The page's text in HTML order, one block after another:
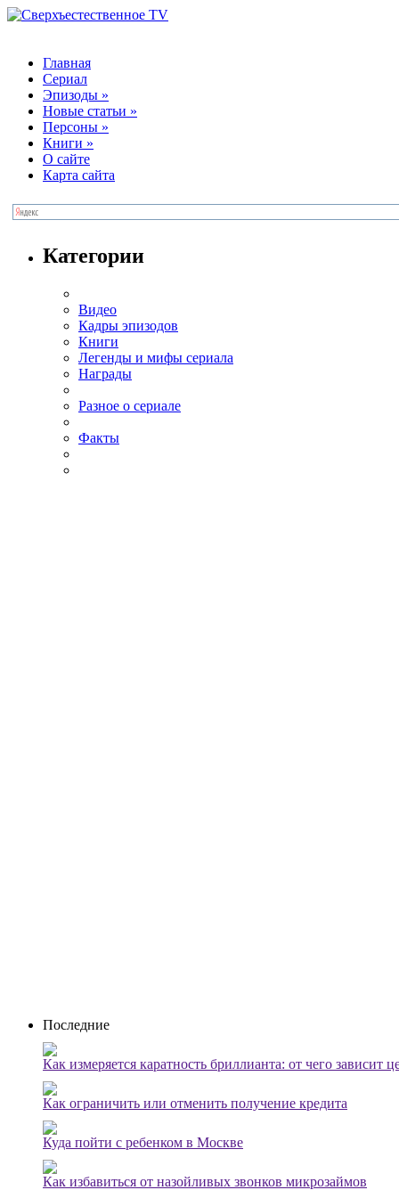
Главная
Сериал
Эпизоды »
Новые статьи »
Персоны »
Книги »
О сайте
Карта сайта
Категории
Видео
Кадры эпизодов
Книги
Легенды и мифы сериала
Награды
Разное о сериале
Факты
Последние
Как измеряется каратность бриллианта: от чего зависит
Как ограничить или отменить получение кредита
Куда пойти с ребенком в Москве
Как избавиться от назойливых звонков микрозаймов